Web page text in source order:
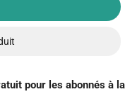
pour les abonnés à la